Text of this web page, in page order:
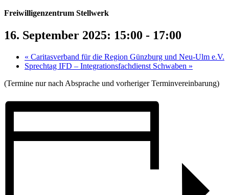
Freiwilligenzentrum Stellwerk
16. September 2025: 15:00 - 17:00
« Caritasverband für die Region Günzburg und Neu-Ulm e.V.
Sprechtag IFD – Integrationsfachdienst Schwaben »
(Termine nur nach Absprache und vorheriger Terminvereinbarung)